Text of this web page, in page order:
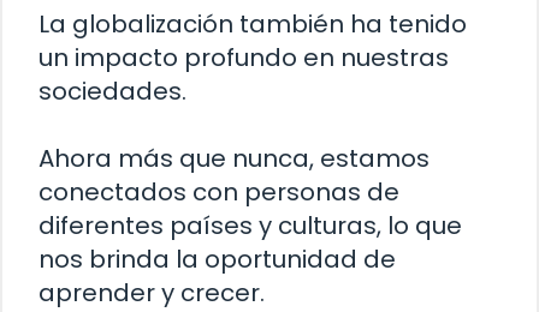
La globalización también ha tenido
un impacto profundo en nuestras
sociedades.
Ahora más que nunca, estamos
conectados con personas de
diferentes países y culturas, lo que
nos brinda la oportunidad de
aprender y crecer.